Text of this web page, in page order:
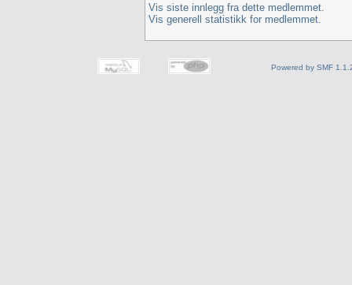
Vis siste innlegg fra dette medlemmet.
Vis generell statistikk for medlemmet.
Powered by SMF